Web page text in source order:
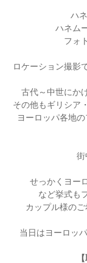
ハ
ハネム
フォ
ロケーション撮影
古代～中世にか
その他もギリシア
ヨーロッパ各地
街
せっかくヨー
など挙式も
カップル様の
当日はヨーロッ